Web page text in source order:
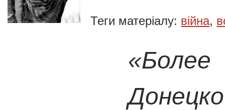
Теги матеріалу: війна,